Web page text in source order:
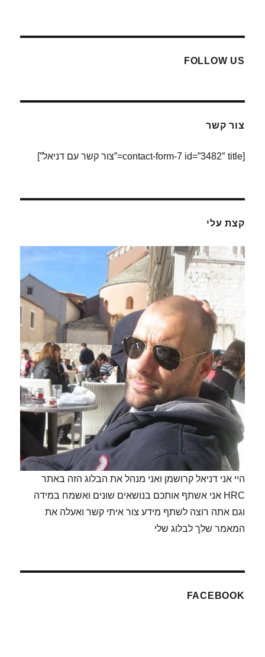
FOLLOW US
צור קשר
[contact-form-7 id=”3482″ title=”צור קשר עם דניאל”]
קצת עלי
היי אני דניאל קרושמן ואני מנהל את הבלוג הזה באתר
HRC אני אשתף אותכם בנושאים שונים ואשמח במידה
וגם אתה רוצה לשתף מידע צור איתי קשר ואעלה את
המאמר שלך לבלוג שלי
FACEBOOK